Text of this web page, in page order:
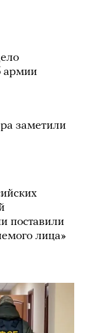
армии
заметили
поставили
лица»